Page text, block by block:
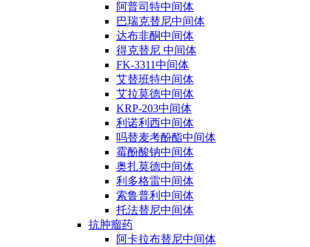
阿普司特中间体
巴瑞克替尼中间体
达布非酮中间体
得克替尼 中间体
FK-3311中间体
艾替班特中间体
艾拉莫德中间体
KRP-203中间体
利诺利西中间体
吗替麦考酚酯中间体
霉酚酸钠中间体
奥扎莫德中间体
利多格雷中间体
索鲁普利中间体
托法替尼中间体
抗肿瘤药
阿卡拉布替尼中间体